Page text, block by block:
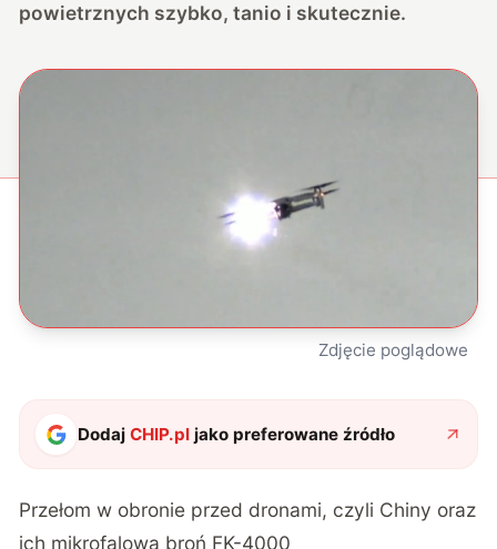
powietrznych szybko, tanio i skutecznie.
Zdjęcie poglądowe
DodajCHIP.pl jako preferowane źródło
Przełom w obronie przed dronami, czyli Chiny oraz
ich mikrofalowa broń FK-4000